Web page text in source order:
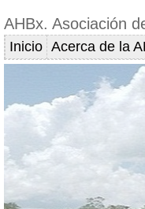
AHBx. Asociación
Inicio Acerca de la